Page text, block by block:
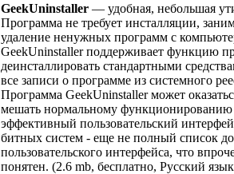
GeekUninstaller — удобная, небольшая
Программа не требует инсталляции,
удаление ненужных программ с
GeekUninstaller поддерживает функцию
деинсталлировать стандартными
все записи о программе из системного
Программа GeekUninstaller может
мешать нормальному
эффективный пользовательский
битных систем - еще не полный список
пользовательского интерфейса, что
понятен. (2.6 mb, бесплатно, Русский